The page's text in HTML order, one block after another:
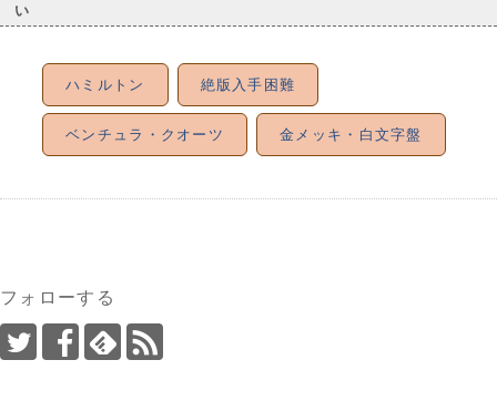
い
ハミルトン 絶版入手困難
ベンチュラ・クオーツ 金メッキ・白文字盤
フォローする